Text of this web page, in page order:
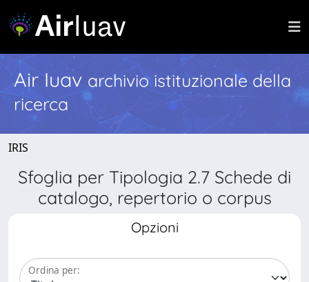
Air Iuav archivio istituzionale della
ricerca
IRIS
Sfoglia per Tipologia 2.7 Schede di
catalogo, repertorio o corpus
Opzioni
Ordina per: